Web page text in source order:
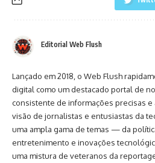
Editorial Web Flush
Lançado em 2018, o Web Flush
digital como um destacado portal de
consistente de informações precisas e
visão de jornalistas e entusiastas da
uma ampla gama de temas — da
entretenimento e inovações
uma mistura de veteranos da